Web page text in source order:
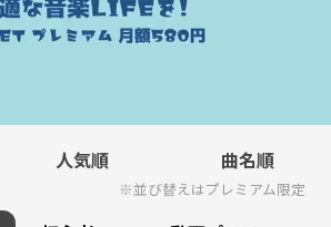
人気順 曲名順
※並び替えはプレミアム限定